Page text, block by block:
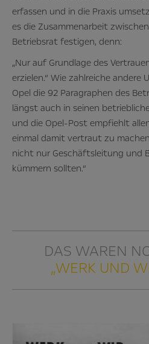
erfassen und in die Praxis
es die Zusammenarbeit
Betriebsrat festigen, denn:
„Nur auf Grundlage des
erzielen.“ Wie zahlreiche
Opel die 92 Paragraphen des
längst auch in seinen
und die Opel-Post empfiehlt
einmal damit vertraut zu
nicht nur Geschäftsleitung und
kümmern sollten.“
DAS WAREN
„WERK UND